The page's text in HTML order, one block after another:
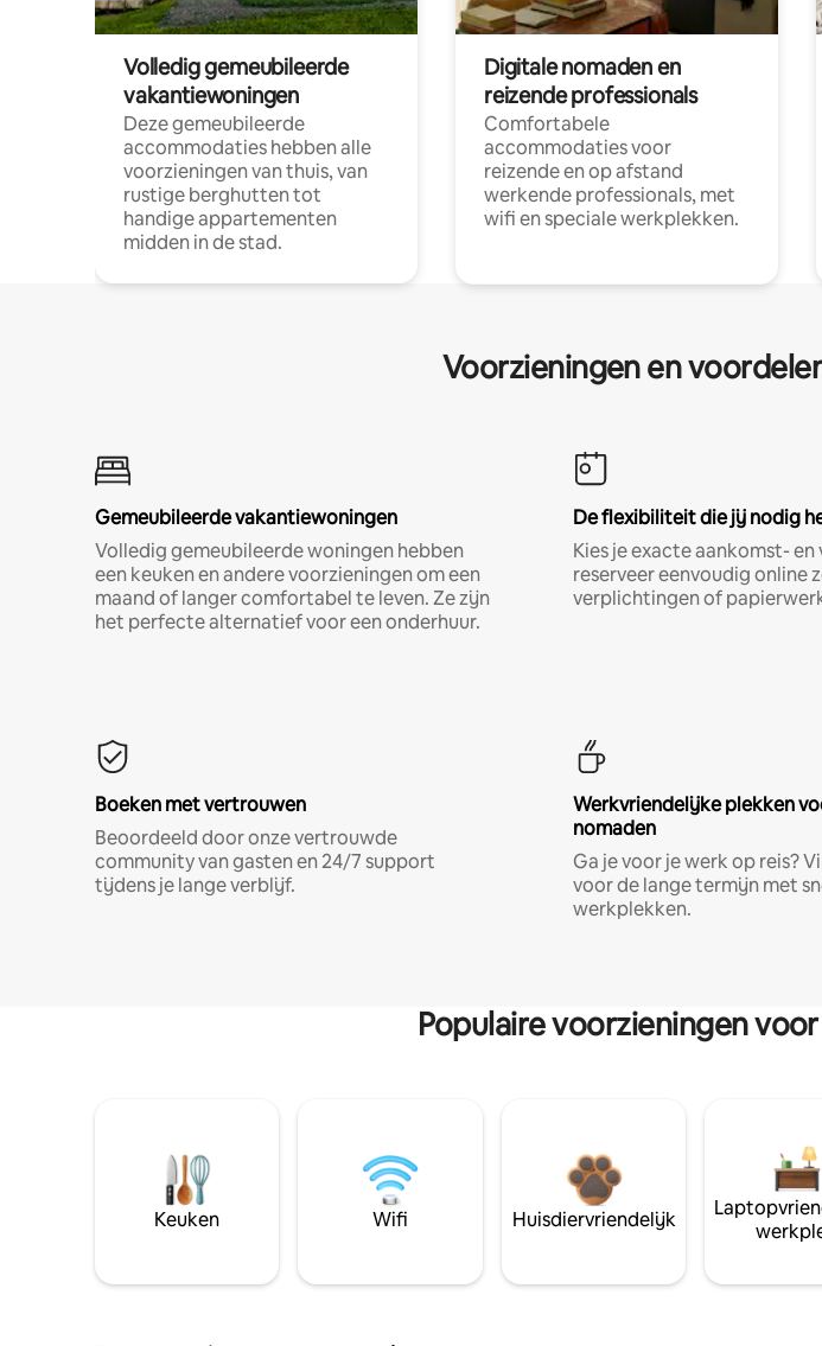
Volledig gemeubileerde
vakantiewoningen
Deze gemeubileerde
accommodaties hebben alle
voorzieningen van thuis, van
rustige berghutten tot
handige appartementen
midden in de stad.
Digitale nomaden en
reizende professionals
Comfortabele
accommodaties voor
reizende en op afstand
werkende professionals, met
wifi en speciale werkplekken.
Voorzieningen en
Gemeubileerde vakantiewoningen
Volledig gemeubileerde woningen hebben
een keuken en andere voorzieningen om een
maand of langer comfortabel te leven. Ze zijn
het perfecte alternatief voor een onderhuur.
De flexibiliteit die jij nodig
Kies je exacte aankomst-
reserveer eenvoudig online
verplichtingen of
Boeken met vertrouwen
Beoordeeld door onze vertrouwde
community van gasten en 24/7 support
tijdens je lange verblijf.
Werkvriendelijke plekken
nomaden
Ga je voor je werk op reis?
voor de lange termijn met
werkplekken.
Populaire voorzieningen
Keuken Wifi Huisdiervriendelijk